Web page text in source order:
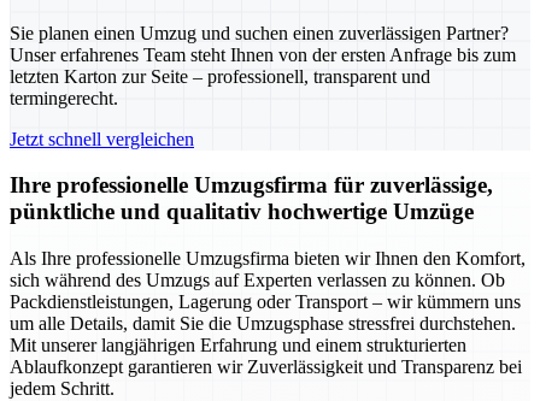
Sie planen einen Umzug und suchen einen zuverlässigen Partner?
Unser erfahrenes Team steht Ihnen von der ersten Anfrage bis zum
letzten Karton zur Seite – professionell, transparent und
termingerecht.
Jetzt schnell vergleichen
Ihre professionelle Umzugsfirma für zuverlässige,
pünktliche und qualitativ hochwertige Umzüge
Als Ihre professionelle Umzugsfirma bieten wir Ihnen den Komfort,
sich während des Umzugs auf Experten verlassen zu können. Ob
Packdienstleistungen, Lagerung oder Transport – wir kümmern uns
um alle Details, damit Sie die Umzugsphase stressfrei durchstehen.
Mit unserer langjährigen Erfahrung und einem strukturierten
Ablaufkonzept garantieren wir Zuverlässigkeit und Transparenz bei
jedem Schritt.